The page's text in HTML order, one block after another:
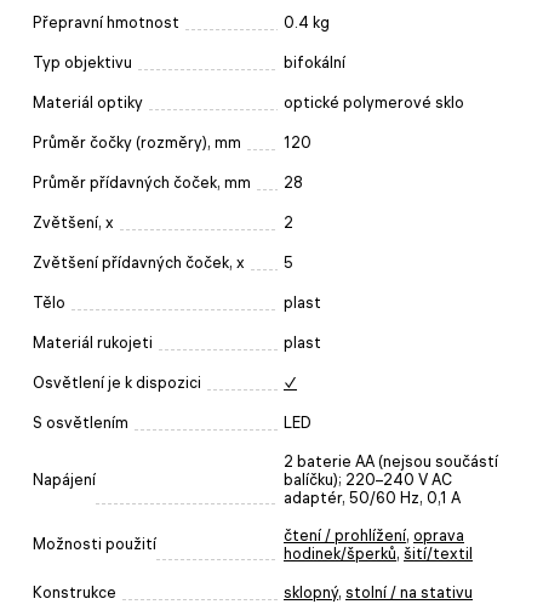
Přepravní hmotnost 0.4 kg
Typ objektivu bifokální
Materiál optiky optické polymerové sklo
Průměr čočky (rozměry), mm 120
Průměr přídavných čoček, mm 28
Zvětšení, x 2
Zvětšení přídavných čoček, x 5
Tělo plast
Materiál rukojeti plast
Osvětlení je k dispozici ✓
S osvětlením LED
Napájení
2 baterie AA (nejsou součástí
balíčku); 220–240 V AC
adaptér, 50/60 Hz, 0,1 A
Možnosti použití čtení / prohlížení, oprava
hodinek/šperků, šití/textil
Konstrukce sklopný, stolní / na stativu